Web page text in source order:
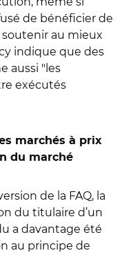
de bénéficier de
soutenir au mieux
indique que des
aussi "les
exécutés
marchés à prix
du marché
de la FAQ, la
du titulaire d’un
a davantage été
au principe de